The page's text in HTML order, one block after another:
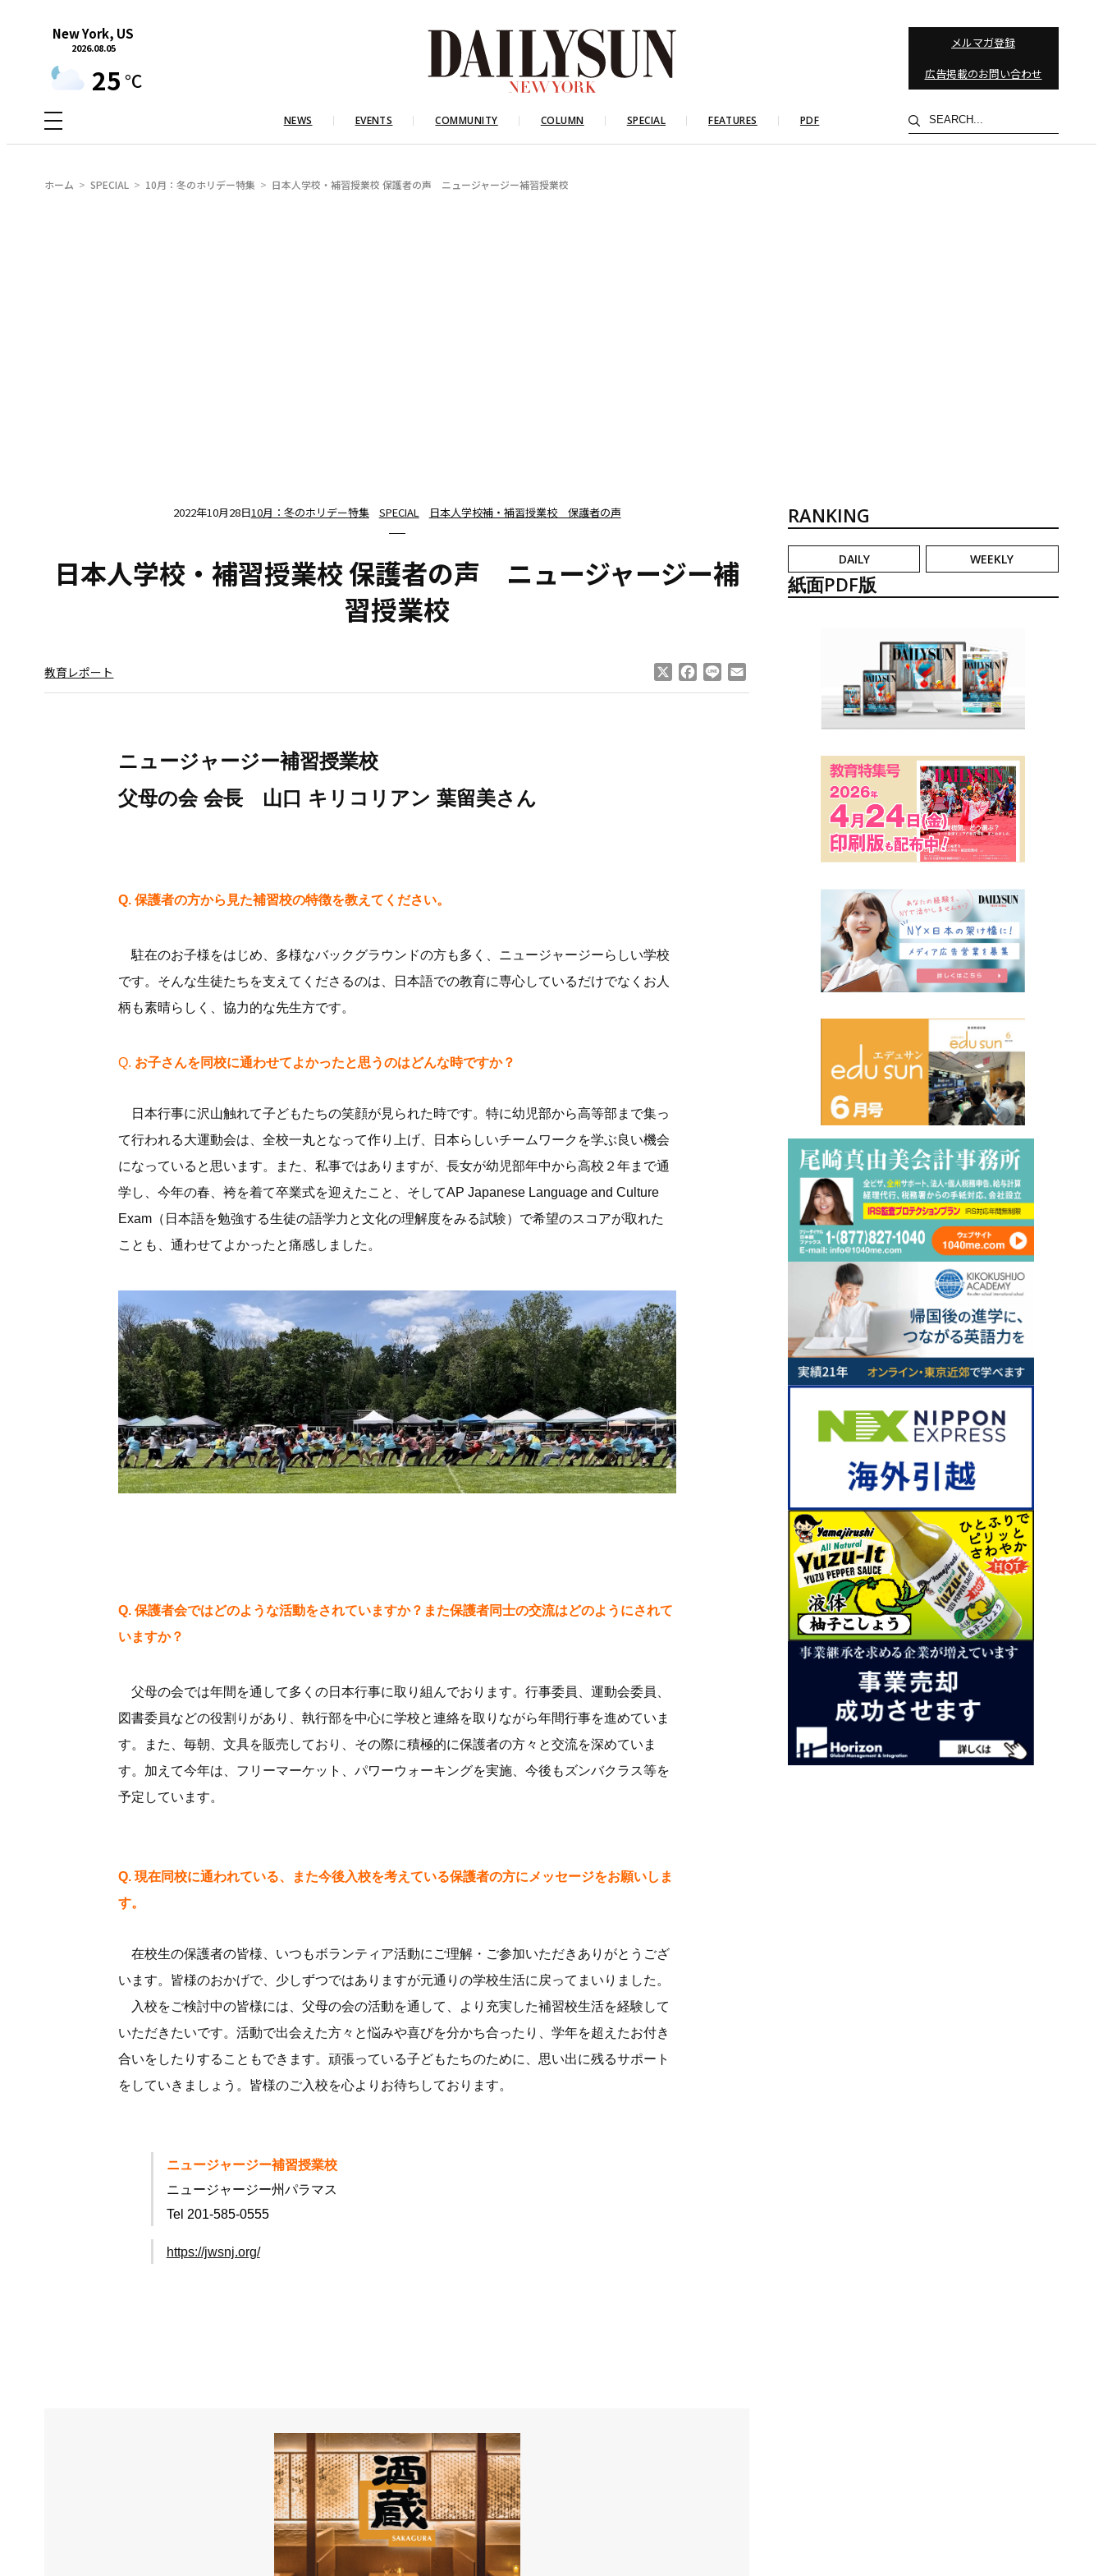
New York, US
2026.08.05
25 °C
メルマガ登録
広告掲載のお問い合わせ
NEWS EVENTS COMMUNITY COLUMN SPECIAL FEATURES PDF
検
索
ホーム SPECIAL 10月：冬のホリデー特集 日本人学校・補習授業校 保護者の声 ニュージャージー補習授業校
2022年10月28日10月：冬のホリデー特集 SPECIAL 日本人学校補・補習授業校 保護者の声
日本人学校・補習授業校 保護者の声 ニュージャージー補
習授業校
教育レポート Facebook
Line
ニュージャージー補習授業校
父母の会 会長 山口 キリコリアン 葉留美さん
Q. 保護者の方から見た補習校の特徴を教えてください。
駐在のお子様をはじめ、多様なバックグラウンドの方も多く、ニュージャージーらしい学校
です。そんな生徒たちを支えてくださるのは、日本語での教育に専心しているだけでなくお人
柄も素晴らしく、協力的な先生方です。
Q. お子さんを同校に通わせてよかったと思うのはどんな時ですか？
日本行事に沢山触れて子どもたちの笑顔が見られた時です。特に幼児部から高等部まで集っ
て行われる大運動会は、全校一丸となって作り上げ、日本らしいチームワークを学ぶ良い機会
になっていると思います。また、私事ではありますが、長女が幼児部年中から高校２年まで通
学し、今年の春、袴を着て卒業式を迎えたこと、そしてAP Japanese Language and Culture
Exam（日本語を勉強する生徒の語学力と文化の理解度をみる試験）で希望のスコアが取れた
ことも、通わせてよかったと痛感しました。
Q. 保護者会ではどのような活動をされていますか？また保護者同士の交流はどのようにされて
いますか？
父母の会では年間を通して多くの日本行事に取り組んでおります。行事委員、運動会委員、
図書委員などの役割りがあり、執行部を中心に学校と連絡を取りながら年間行事を進めていま
す。また、毎朝、文具を販売しており、その際に積極的に保護者の方々と交流を深めていま
す。加えて今年は、フリーマーケット、パワーウォーキングを実施、今後もズンバクラス等を
予定しています。
Q. 現在同校に通われている、また今後入校を考えている保護者の方にメッセージをお願いしま
す。
在校生の保護者の皆様、いつもボランティア活動にご理解・ご参加いただきありがとうござ
います。皆様のおかげで、少しずつではありますが元通りの学校生活に戻ってまいりました。
入校をご検討中の皆様には、父母の会の活動を通して、より充実した補習校生活を経験して
いただきたいです。活動で出会えた方々と悩みや喜びを分かち合ったり、学年を超えたお付き
合いをしたりすることもできます。頑張っている子どもたちのために、思い出に残るサポート
をしていきましょう。皆様のご入校を心よりお待ちしております。
ニュージャージー補習授業校
ニュージャージー州パラマス
Tel 201-585-0555
https://jwsnj.org/
RANKING
DAILY WEEKLY
紙面PDF版